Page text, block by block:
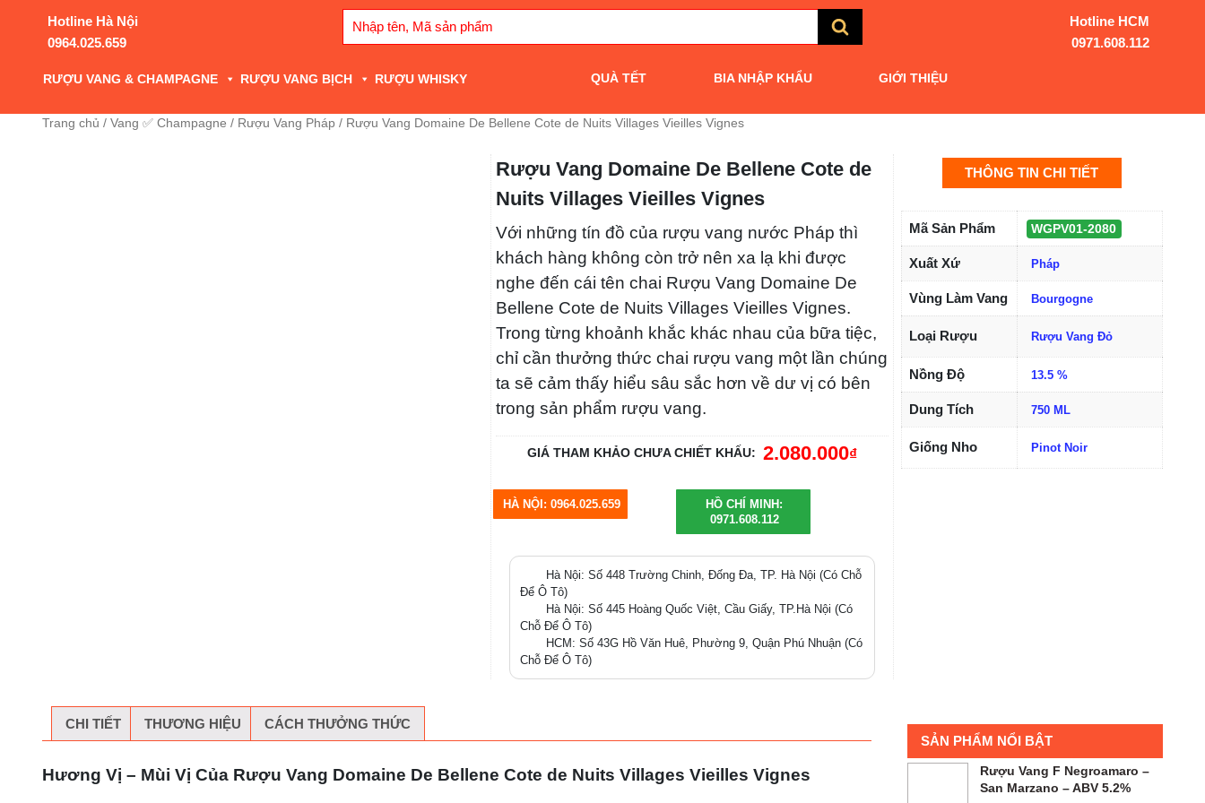
Hotline Hà Nội
0964.025.659
Search
Hotline HCM
0971.608.112
RƯỢU VANG & CHAMPAGNE RƯỢU VANG BỊCH RƯỢU WHISKY QUÀ TẾT BIA NHẬP KHẨU GIỚI THIỆU
Trang chủ /Vang ✅ Champagne /Rượu Vang Pháp / Rượu Vang Domaine De Bellene Cote de Nuits Villages Vieilles Vignes
Rượu Vang Domaine De Bellene Cote de
Nuits Villages Vieilles Vignes
Với những tín đồ của rượu vang nước Pháp thì
khách hàng không còn trở nên xa lạ khi được
nghe đến cái tên chai Rượu Vang Domaine De
Bellene Cote de Nuits Villages Vieilles Vignes.
Trong từng khoảnh khắc khác nhau của bữa tiệc,
chỉ cần thưởng thức chai rượu vang một lần
chúng ta sẽ cảm thấy hiểu sâu sắc hơn về dư vị có
bên trong sản phẩm rượu vang.
GIÁ THAM KHẢO CHƯA CHIẾT KHẤU: 2.080.000₫
HÀ NỘI: 0964.025.659
HỒ CHÍ MINH:
0971.608.112
Hà Nội: Số 448 Trường Chinh, Đống Đa, TP. Hà Nội (Có Chỗ
Để Ô Tô)
Hà Nội: Số 445 Hoàng Quốc Việt, Cầu Giấy, TP.Hà Nội (Có
Chỗ Để Ô Tô)
HCM: Số 43G Hồ Văn Huê, Phường 9, Quận Phú Nhuận (Có
Chỗ Để Ô Tô)
THÔNG TIN CHI TIẾT
Mã Sản Phẩm WGPV01-2080
Xuất Xứ Pháp
Vùng Làm
Vang
Bourgogne
Loại Rượu Rượu Vang Đỏ
Nồng Độ 13.5 %
Dung Tích 750 ML
Giống Nho Pinot Noir
CHI TIẾT THƯƠNG HIỆU CÁCH THƯỞNG THỨC
Hương Vị – Mùi Vị Của Rượu Vang Domaine De Bellene Cote de Nuits Villages Vieilles Vignes
SẢN PHẨM NỔI BẬT
Rượu Vang F Negroamaro
– San Marzano – ABV 5.2%